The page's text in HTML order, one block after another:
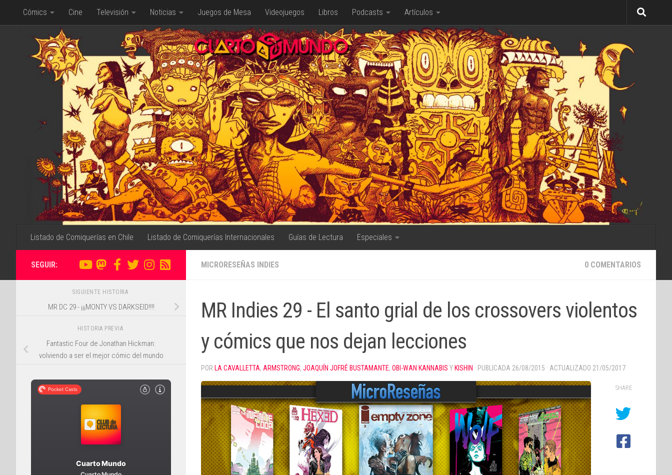
Saltar al contenido
Cómics Cine Televisión Noticias Juegos de Mesa Videojuegos Libros Podcasts Artículos
Listado de Comiquerías en Chile Listado de Comiquerías Internacionales Guías de Lectura Especiales
MICRORESEÑAS INDIES 0 COMENTARIOS
MR Indies 29 - El santo grial de los crossovers violentos
y cómics que nos dejan lecciones
POR LA CAVALLETTA, ARMSTRONG, JOAQUÍN JOFRÉ BUSTAMANTE, OBI-WAN KANNABIS Y KISHIN · PUBLICADA 26/08/2015 · ACTUALIZADO 21/05/2017
SHARE
SEGUIR:
SIGUIENTE HISTORIA
MR DC 29 - ¡¡¡MONTY VS DARKSEID!!!!
HISTORIA PREVIA
Fantastic Four de Jonathan Hickman:
volviendo a ser el mejor cómic del mundo